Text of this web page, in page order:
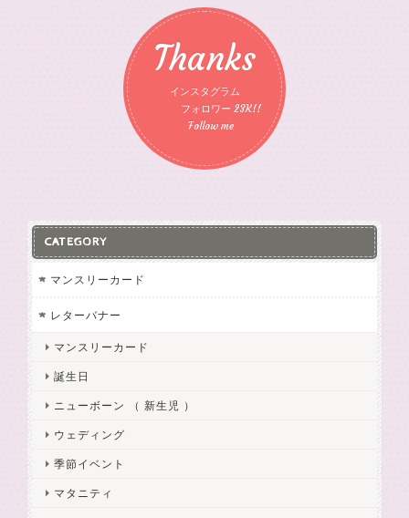
Thanks
インスタグラム
フォロワー 23K!!
Follow me
CATEGORY
マンスリーカード
レターバナー
マンスリーカード
誕生日
ニューボーン （ 新生児 ）
ウェディング
季節イベント
マタニティ